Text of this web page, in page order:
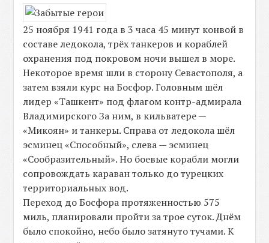
25 ноября 1941 года в 3 часа 45 минут конвой в
составе ледокола, трёх танкеров и кораблей
охранения под покровом ночи вышел в море.
Некоторое время шли в сторону Севастополя, а
затем взяли курс на Босфор. Головным шёл
лидер «Ташкент» под флагом контр-адмирала
Владимирского За ним, в кильватере —
«Микоян» и танкеры. Справа от ледокола шёл
эсминец «Способный», слева — эсминец
«Сообразительный». Но боевые корабли могли
сопровождать караван только до турецких
территориальных вод.
Переход до Босфора протяженностью 575
миль, планировали пройти за трое суток. Днём
было спокойно, небо было затянуто тучами. К